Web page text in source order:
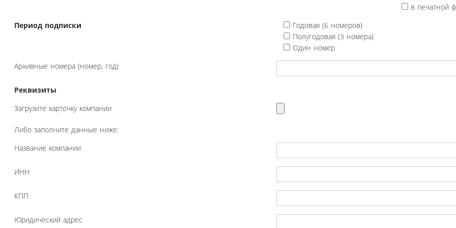
в печатной
Период подписки
Годовая (6 номеров)
Полугодовая (3 номера)
Один номер
Архивные номера (номер, год)
Реквизиты
Загрузите карточку компании
Либо заполните данные ниже:
Название компании
ИНН
КПП
Юридический адрес